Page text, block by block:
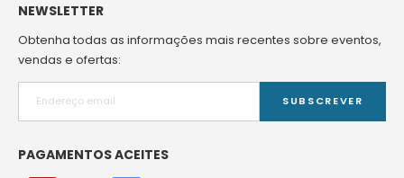
NEWSLETTER
Obtenha todas as informações mais recentes sobre eventos,
vendas e ofertas:
SUBSCREVER
PAGAMENTOS ACEITES